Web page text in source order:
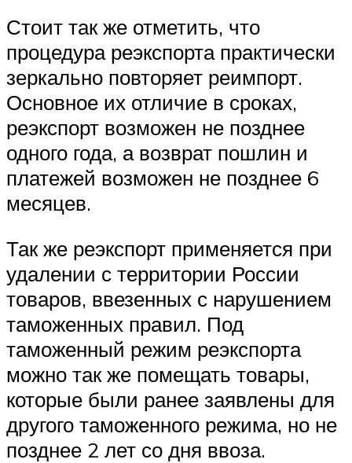
Стоит так же отметить, что
процедура реэкспорта практически
зеркально повторяет реимпорт.
Основное их отличие в сроках,
реэкспорт возможен не позднее
одного года, а возврат пошлин и
платежей возможен не позднее 6
месяцев.
Так же реэкспорт применяется при
удалении с территории России
товаров, ввезенных с нарушением
таможенных правил. Под
таможенный режим реэкспорта
можно так же помещать товары,
которые были ранее заявлены для
другого таможенного режима, но не
позднее 2 лет со дня ввоза.